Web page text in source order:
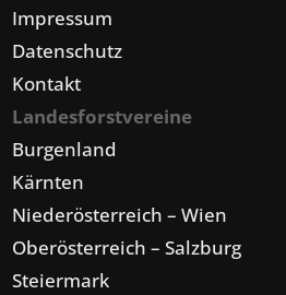
Impressum
Datenschutz
Kontakt
Landesforstvereine
Burgenland
Kärnten
Niederösterreich – Wien
Oberösterreich – Salzburg
Steiermark